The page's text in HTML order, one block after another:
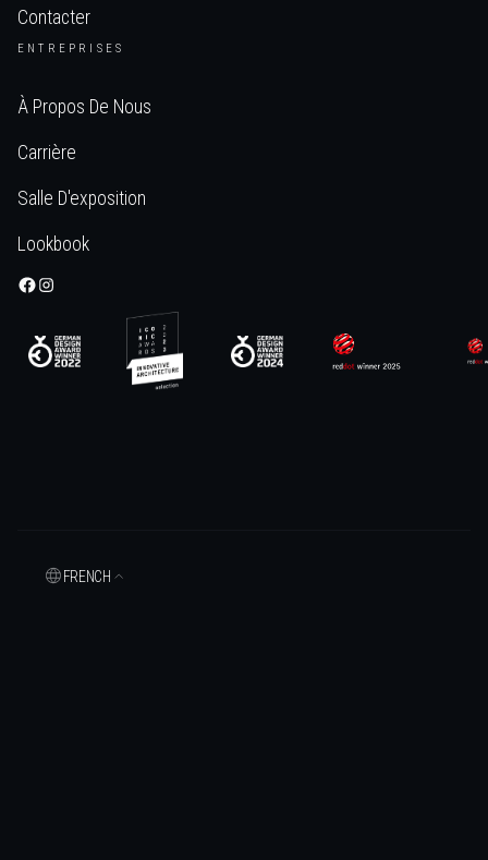
Contacter
ENTREPRISES
À Propos De Nous
Carrière
Salle D'exposition
Lookbook
FRENCH